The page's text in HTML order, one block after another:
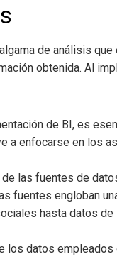
de análisis
obtenida. Al
de BI, es
a enfocarse en los
las fuentes de
fuentes engloban
hasta datos
los datos